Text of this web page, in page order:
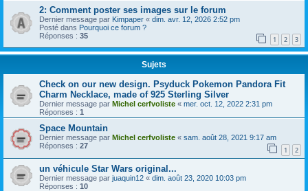
2: Comment poster ses images sur le forum
Dernier message par Kimpaper « dim. avr. 12, 2026 2:52 pm
Posté dans Pourquoi ce forum ?
Réponses : 35 1 2 3
Sujets
Check on our new design. Psyduck Pokemon Pandora Fit
Charm Necklace, made of 925 Sterling Silver
Dernier message par Michel cerfvoliste « mer. oct. 12, 2022 2:31 pm
Réponses : 1
Space Mountain
Dernier message par Michel cerfvoliste « sam. août 28, 2021 9:17 am
Réponses : 27 1 2
un véhicule Star Wars original...
Dernier message par juaquin12 « dim. août 23, 2020 10:03 pm
Réponses : 10